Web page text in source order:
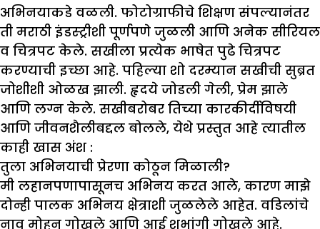
अभिनयाकडे वळली. फोटोग्राफीचे शिक्षण संपल्यानंतर
ती मराठी इंडस्ट्रीशी पूर्णपणे जुळली आणि अनेक सीरियल
व चित्रपट केले. सखीला प्रत्येक भाषेत पुढे चित्रपट
करण्याची इच्छा आहे. पहिल्या शो दरम्यान सखीची सुब्रत
जोशीशी ओळख झाली. हृदये जोडली गेली, प्रेम झाले
आणि लग्न केले. सखीबरोबर तिच्या कारकीर्दीविषयी
आणि जीवनशैलीबद्दल बोलले, येथे प्रस्तुत आहे त्यातील
काही खास अंश :
तुला अभिनयाची प्रेरणा कोठून मिळाली?
मी लहानपणापासूनच अभिनय करत आले, कारण माझे
दोन्ही पालक अभिनय क्षेत्राशी जुळलेले आहेत. वडिलांचे
नाव मोहन गोखले आणि आई शुभांगी गोखले आहे.